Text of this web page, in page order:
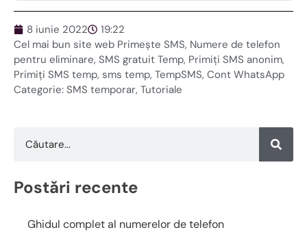
8 iunie 2022
19:22
Cel mai bun site web Primește SMS, Numere de telefon
pentru eliminare, SMS gratuit Temp, Primiți SMS anonim,
Primiți SMS temp, sms temp, TempSMS, Cont WhatsApp
Categorie: SMS temporar, Tutoriale
Postări recente
Ghidul complet al numerelor de telefon